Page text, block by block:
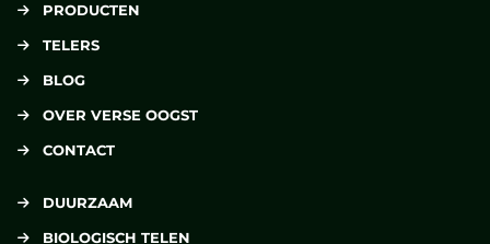
PRODUCTEN
TELERS
BLOG
OVER VERSE OOGST
CONTACT
DUURZAAM
BIOLOGISCH TELEN